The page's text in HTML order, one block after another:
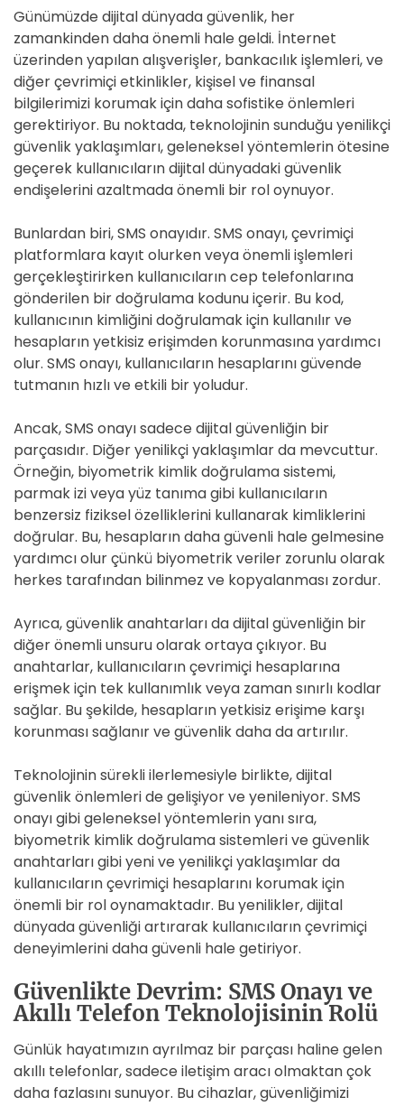
Günümüzde dijital dünyada güvenlik, her
zamankinden daha önemli hale geldi. İnternet
üzerinden yapılan alışverişler, bankacılık işlemleri, ve
diğer çevrimiçi etkinlikler, kişisel ve finansal
bilgilerimizi korumak için daha sofistike önlemleri
gerektiriyor. Bu noktada, teknolojinin sunduğu yenilikçi
güvenlik yaklaşımları, geleneksel yöntemlerin ötesine
geçerek kullanıcıların dijital dünyadaki güvenlik
endişelerini azaltmada önemli bir rol oynuyor.
Bunlardan biri, SMS onayıdır. SMS onayı, çevrimiçi
platformlara kayıt olurken veya önemli işlemleri
gerçekleştirirken kullanıcıların cep telefonlarına
gönderilen bir doğrulama kodunu içerir. Bu kod,
kullanıcının kimliğini doğrulamak için kullanılır ve
hesapların yetkisiz erişimden korunmasına yardımcı
olur. SMS onayı, kullanıcıların hesaplarını güvende
tutmanın hızlı ve etkili bir yoludur.
Ancak, SMS onayı sadece dijital güvenliğin bir
parçasıdır. Diğer yenilikçi yaklaşımlar da mevcuttur.
Örneğin, biyometrik kimlik doğrulama sistemi,
parmak izi veya yüz tanıma gibi kullanıcıların
benzersiz fiziksel özelliklerini kullanarak kimliklerini
doğrular. Bu, hesapların daha güvenli hale gelmesine
yardımcı olur çünkü biyometrik veriler zorunlu olarak
herkes tarafından bilinmez ve kopyalanması zordur.
Ayrıca, güvenlik anahtarları da dijital güvenliğin bir
diğer önemli unsuru olarak ortaya çıkıyor. Bu
anahtarlar, kullanıcıların çevrimiçi hesaplarına
erişmek için tek kullanımlık veya zaman sınırlı kodlar
sağlar. Bu şekilde, hesapların yetkisiz erişime karşı
korunması sağlanır ve güvenlik daha da artırılır.
Teknolojinin sürekli ilerlemesiyle birlikte, dijital
güvenlik önlemleri de gelişiyor ve yenileniyor. SMS
onayı gibi geleneksel yöntemlerin yanı sıra,
biyometrik kimlik doğrulama sistemleri ve güvenlik
anahtarları gibi yeni ve yenilikçi yaklaşımlar da
kullanıcıların çevrimiçi hesaplarını korumak için
önemli bir rol oynamaktadır. Bu yenilikler, dijital
dünyada güvenliği artırarak kullanıcıların çevrimiçi
deneyimlerini daha güvenli hale getiriyor.
Güvenlikte Devrim: SMS Onayı ve
Akıllı Telefon Teknolojisinin Rolü
Günlük hayatımızın ayrılmaz bir parçası haline gelen
akıllı telefonlar, sadece iletişim aracı olmaktan çok
daha fazlasını sunuyor. Bu cihazlar, güvenliğimizi